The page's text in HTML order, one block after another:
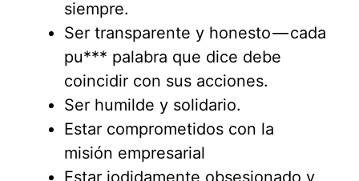
siempre.
Ser transparente y honesto — cada
pu*** palabra que dice debe
coincidir con sus acciones.
Ser humilde y solidario.
Estar comprometidos con la
misión empresarial
Estar jodidamente obsesionado y